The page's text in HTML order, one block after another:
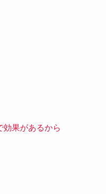
果があるから